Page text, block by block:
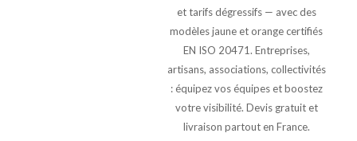
et tarifs dégressifs — avec des
modèles jaune et orange certifiés
EN ISO 20471. Entreprises,
artisans, associations, collectivités
: équipez vos équipes et boostez
votre visibilité. Devis gratuit et
livraison partout en France.